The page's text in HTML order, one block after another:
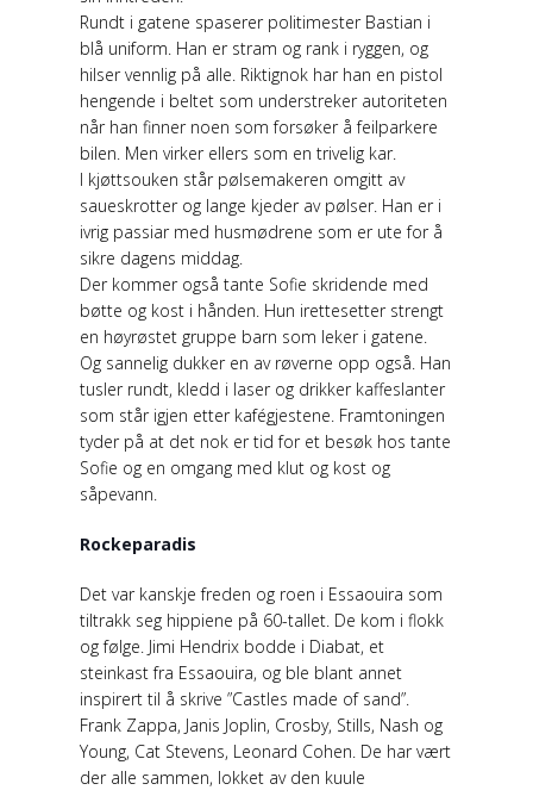
Rundt i gatene spaserer politimester Bastian i
blå uniform. Han er stram og rank i ryggen, og
hilser vennlig på alle. Riktignok har han en pistol
hengende i beltet som understreker autoriteten
når han finner noen som forsøker å feilparkere
bilen. Men virker ellers som en trivelig kar.
I kjøttsouken står pølsemakeren omgitt av
saueskrotter og lange kjeder av pølser. Han er i
ivrig passiar med husmødrene som er ute for å
sikre dagens middag.
Der kommer også tante Sofie skridende med
bøtte og kost i hånden. Hun irettesetter strengt
en høyrøstet gruppe barn som leker i gatene.
Og sannelig dukker en av røverne opp også. Han
tusler rundt, kledd i laser og drikker kaffeslanter
som står igjen etter kafégjestene. Framtoningen
tyder på at det nok er tid for et besøk hos tante
Sofie og en omgang med klut og kost og
såpevann.
Rockeparadis
Det var kanskje freden og roen i Essaouira som
tiltrakk seg hippiene på 60-tallet. De kom i flokk
og følge. Jimi Hendrix bodde i Diabat, et
steinkast fra Essaouira, og ble blant annet
inspirert til å skrive ”Castles made of sand”.
Frank Zappa, Janis Joplin, Crosby, Stills, Nash og
Young, Cat Stevens, Leonard Cohen. De har vært
der alle sammen, lokket av den kuule